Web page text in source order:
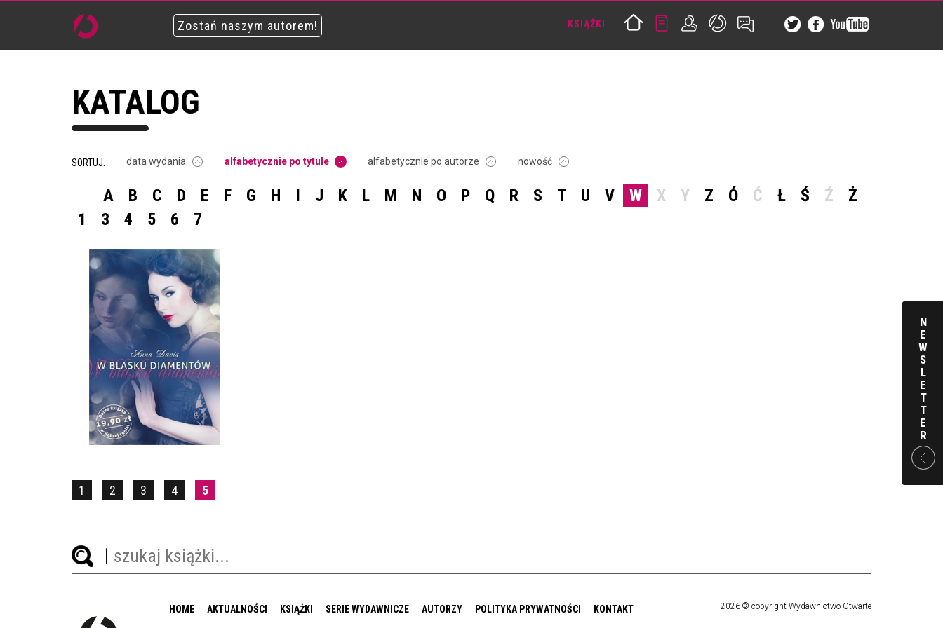
Zostań naszym autorem! KSIĄŻKI
KATALOG
SORTUJ: data wydania alfabetycznie po tytule alfabetycznie po autorze nowość
A B C D E F G H I J K L M N O P Q R S T U V W X Y Z Ó Ć Ł Ś Ź
Ż
1
3 4 5 6 7
W BLASKU DIAMENTÓW
ANNA DAVIS
POCKET
19,90 ZŁ
1 2 3 4 5
HOME AKTUALNOŚCI KSIĄŻKI SERIE WYDAWNICZE AUTORZY POLITYKA PRYWATNOŚCI KONTAKT 2026 © copyright Wydawnictwo Otwarte
N
E
W
S
L
E
T
T
E
R